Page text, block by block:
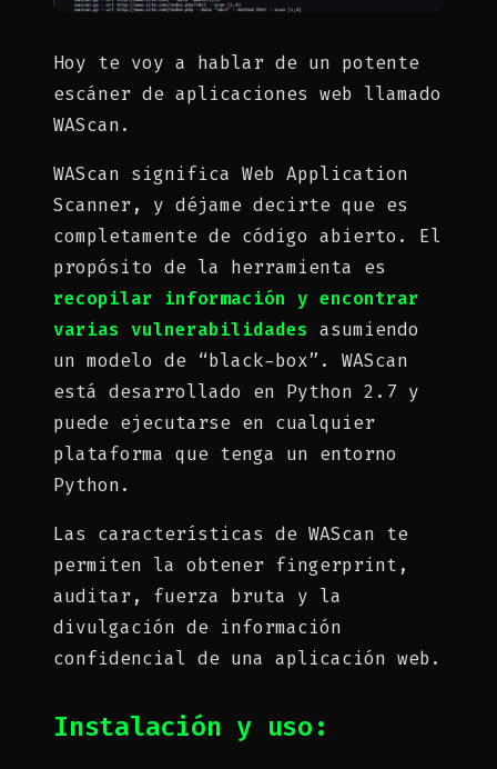
Hoy te voy a hablar de un potente
escáner de aplicaciones web llamado
WAScan.
WAScan significa Web Application
Scanner, y déjame decirte que es
completamente de código abierto. El
propósito de la herramienta es
recopilar información y encontrar
varias vulnerabilidades asumiendo
un modelo de “black-box”. WAScan
está desarrollado en Python 2.7 y
puede ejecutarse en cualquier
plataforma que tenga un entorno
Python.
Las características de WAScan te
permiten la obtener fingerprint,
auditar, fuerza bruta y la
divulgación de información
confidencial de una aplicación web.
Instalación y uso: